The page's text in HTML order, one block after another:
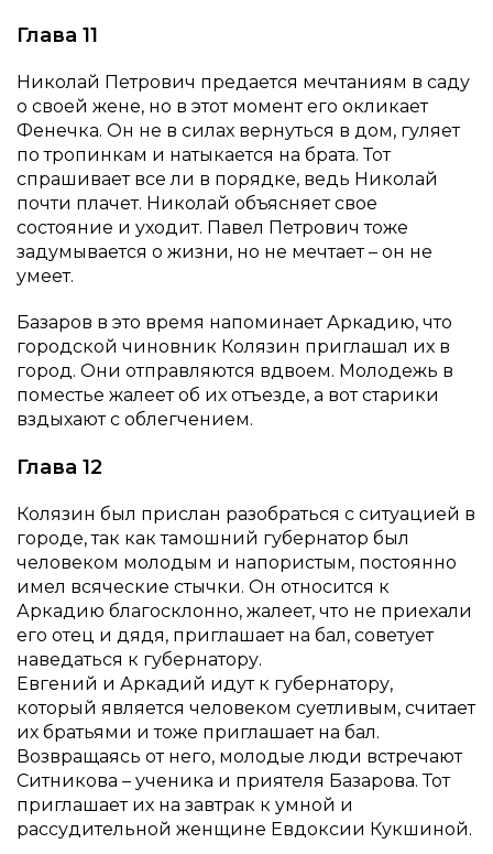
Глава 11
Николай Петрович предается мечтаниям в саду
о своей жене, но в этот момент его окликает
Фенечка. Он не в силах вернуться в дом, гуляет
по тропинкам и натыкается на брата. Тот
спрашивает все ли в порядке, ведь Николай
почти плачет. Николай объясняет свое
состояние и уходит. Павел Петрович тоже
задумывается о жизни, но не мечтает – он не
умеет.
Базаров в это время напоминает Аркадию, что
городской чиновник Колязин приглашал их в
город. Они отправляются вдвоем. Молодежь в
поместье жалеет об их отъезде, а вот старики
вздыхают с облегчением.
Глава 12
Колязин был прислан разобраться с ситуацией в
городе, так как тамошний губернатор был
человеком молодым и напористым, постоянно
имел всяческие стычки. Он относится к
Аркадию благосклонно, жалеет, что не приехали
его отец и дядя, приглашает на бал, советует
наведаться к губернатору.
Евгений и Аркадий идут к губернатору,
который является человеком суетливым, считает
их братьями и тоже приглашает на бал.
Возвращаясь от него, молодые люди встречают
Ситникова – ученика и приятеля Базарова. Тот
приглашает их на завтрак к умной и
рассудительной женщине Евдоксии Кукшиной.